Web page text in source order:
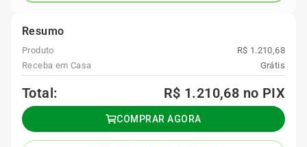
Resumo
Produto
R$ 1.210,68
Receba em Casa
Grátis
Total: R$ 1.210,68 no PIX
COMPRAR AGORA